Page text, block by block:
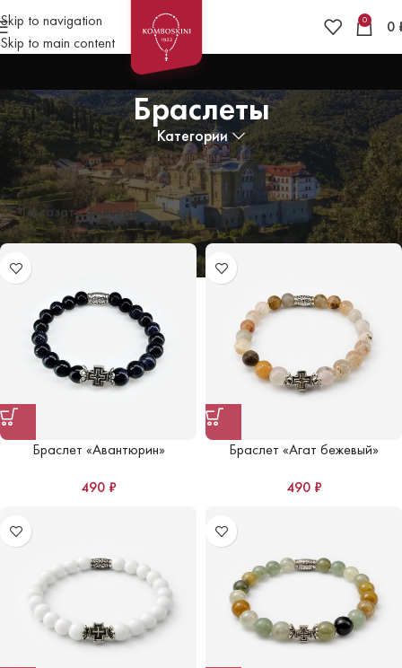
Skip to navigation
Skip to main content
0 0
Браслеты
Категории
Главная»Браслеты Отображение 1–12 из 82
Показать фильтры
Браслет «Авантюрин»
490 ₽
Браслет «Агат бежевый»
490 ₽